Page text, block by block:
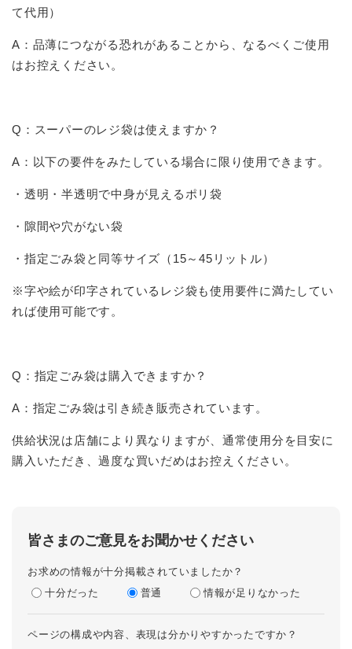
て代用）
A：品薄につながる恐れがあることから、なるべくご使用
はお控えください。
Q：スーパーのレジ袋は使えますか？
A：以下の要件をみたしている場合に限り使用できます。
・透明・半透明で中身が見えるポリ袋
・隙間や穴がない袋
・指定ごみ袋と同等サイズ（15～45リットル）
※字や絵が印字されているレジ袋も使用要件に満たしてい
れば使用可能です。
Q：指定ごみ袋は購入できますか？
A：指定ごみ袋は引き続き販売されています。
供給状況は店舗により異なりますが、通常使用分を目安に
購入いただき、過度な買いだめはお控えください。
皆さまのご意見をお聞かせください
お求めの情報が十分掲載されていましたか？
十分だった
普通 情報が足りなかった
ページの構成や内容、表現は分かりやすかったですか？